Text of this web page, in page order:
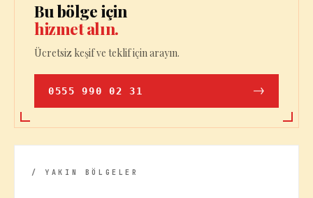
Bu bölge için
hizmet alın.
Ücretsiz keşif ve teklif için arayın.
0555 990 02 31
/ YAKIN BÖLGELER